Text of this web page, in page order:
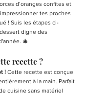
d’oranges confites et
tes proches
! Suis les étapes ci-
digne des
🎄
recette ?
! Cette recette est conçue
à la main. Parfait
cuisine sans matériel